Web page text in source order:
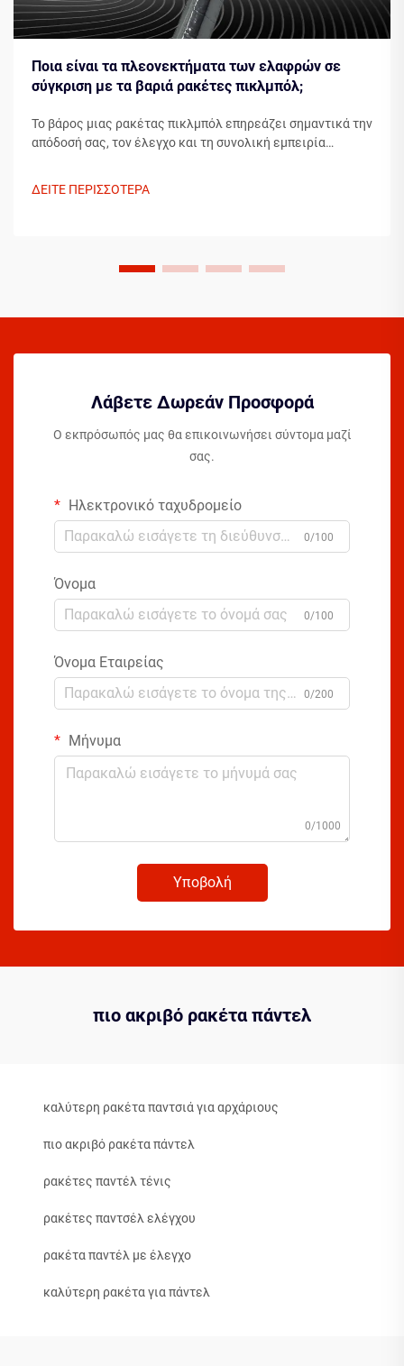
Ποια είναι τα πλεονεκτήματα των ελαφρών σε
σύγκριση με τα βαριά ρακέτες πικλμπόλ;
Το βάρος μιας ρακέτας πικλμπόλ επηρεάζει σημαντικά την
απόδοσή σας, τον έλεγχο και τη συνολική εμπειρία
ΔΕΙΤΕ ΠΕΡΙΣΣΟΤΕΡΑ
Λάβετε Δωρεάν Προσφορά
Ο εκπρόσωπός μας θα επικοινωνήσει σύντομα μαζί
σας.
Ηλεκτρονικό ταχυδρομείο
0/100
Όνομα
0/100
Όνομα Εταιρείας
0/200
Μήνυμα
0/1000
Υποβολή
πιο ακριβό ρακέτα πάντελ
καλύτερη ρακέτα παντσιά για αρχάριους
πιο ακριβό ρακέτα πάντελ
ρακέτες παντέλ τένις
ρακέτες παντσέλ ελέγχου
ρακέτα παντέλ με έλεγχο
καλύτερη ρακέτα για πάντελ